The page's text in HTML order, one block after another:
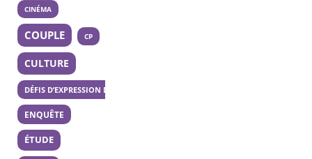
CINÉMA
COUPLE CP
CULTURE
DÉFIS D’EXPRESSION DES 20 ANS
ENQUÊTE
ÉTUDE